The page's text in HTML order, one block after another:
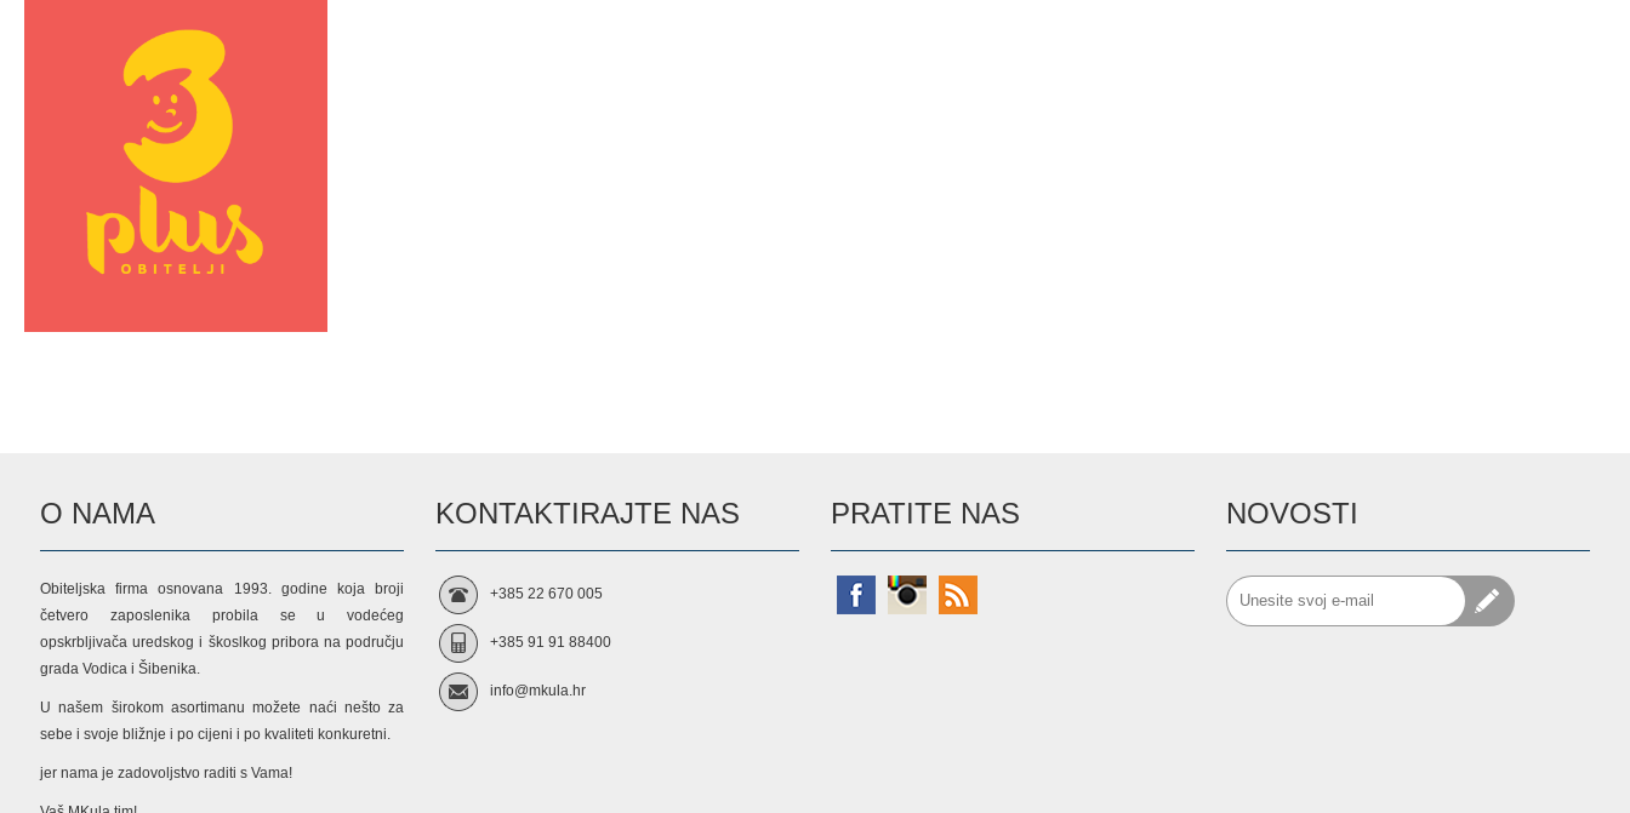
O NAMA
Obiteljska firma osnovana 1993. godine koja broji
četvero zaposlenika probila se u vodećeg
opskrbljivača uredskog i škoslkog pribora na području
grada Vodica i Šibenika.
U našem širokom asortimanu možete naći nešto za
sebe i svoje bližnje i po cijeni i po kvaliteti konkuretni.
jer nama je zadovoljstvo raditi s Vama!
KONTAKTIRAJTE NAS
+385 22 670 005
+385 91 91 88400
info@mkula.hr
PRATITE NAS NOVOSTI